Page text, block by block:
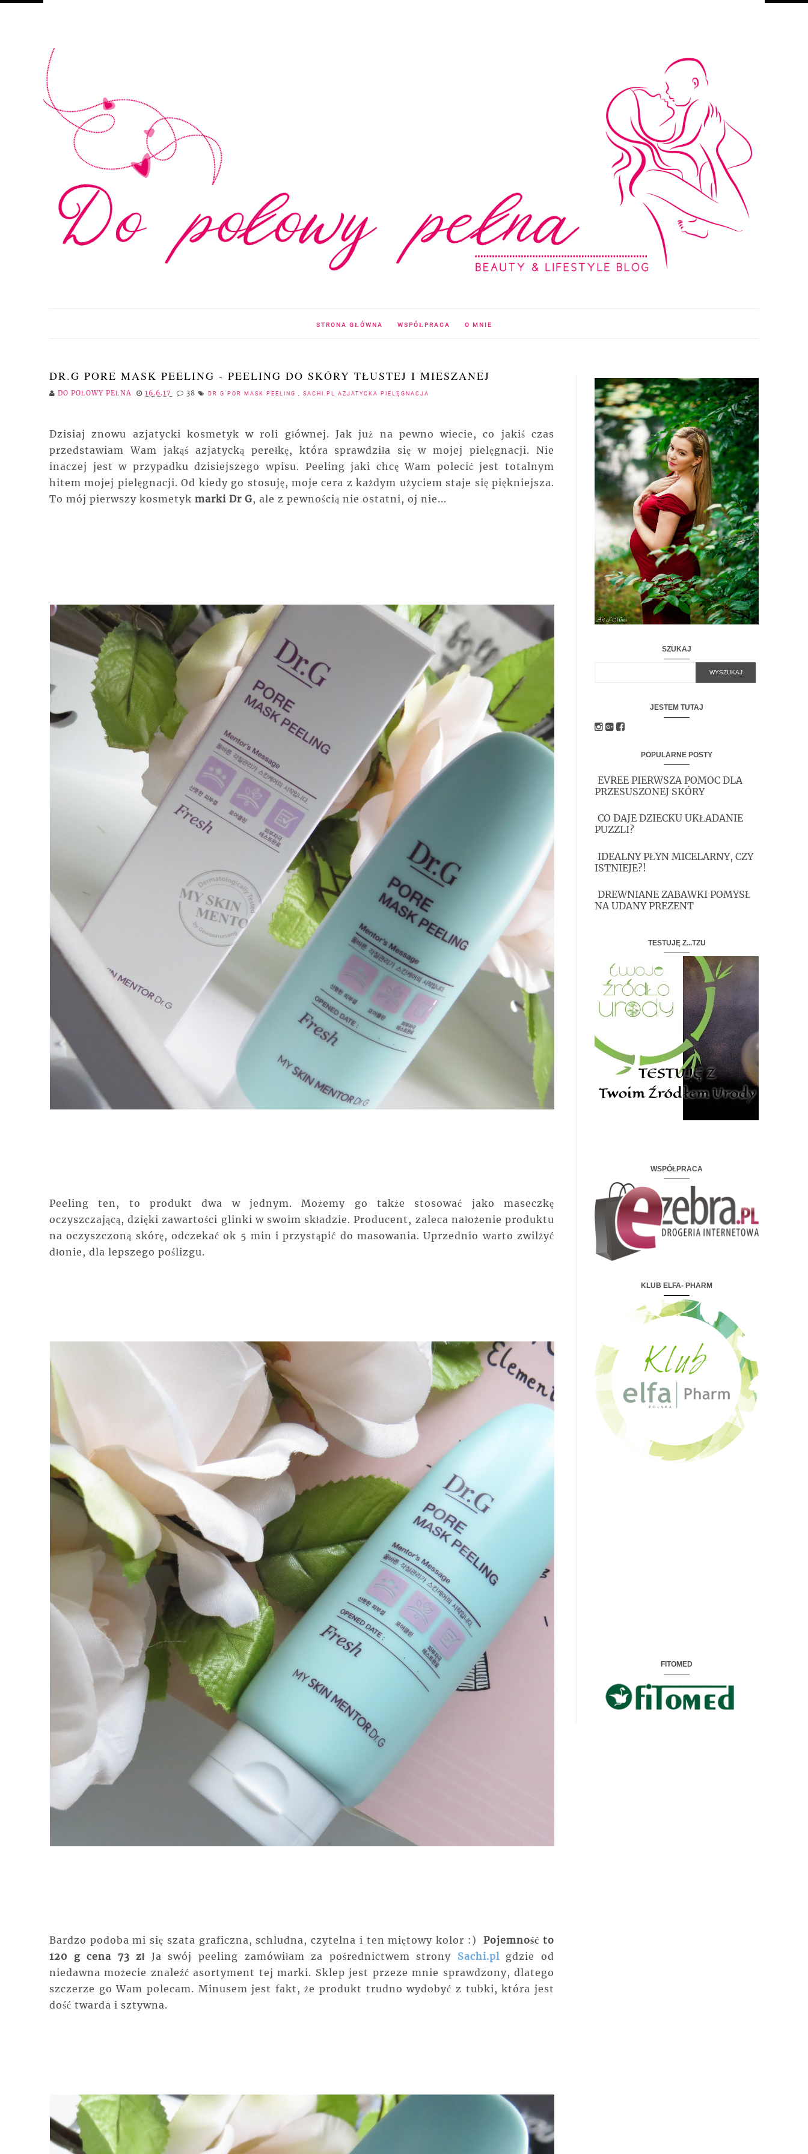
STRONA GŁÓWNA WSPÓŁPRACA O MNIE
DR.G PORE MASK PEELING - PEELING DO SKÓRY TŁUSTEJ I MIESZANEJ
DO POŁOWY PEŁNA 16.6.17 38 DR G POR MASK PEELING , SACHI.PL AZJATYCKA PIELĘGNACJA
Dzisiaj znowu azjatycki kosmetyk w roli głównej. Jak już na pewno wiecie, co jakiś czas
przedstawiam Wam jakąś azjatycką perełkę, która sprawdziła się w mojej pielęgnacji. Nie
inaczej jest w przypadku dzisiejszego wpisu. Peeling jaki chcę Wam polecić jest totalnym
hitem mojej pielęgnacji. Od kiedy go stosuję, moje cera z każdym użyciem staje się piękniejsza.
To mój pierwszy kosmetyk marki Dr G, ale z pewnością nie ostatni, oj nie...
Peeling ten, to produkt dwa w jednym. Możemy go także stosować jako maseczkę
oczyszczającą, dzięki zawartości glinki w swoim składzie. Producent, zaleca nałożenie produktu
na oczyszczoną skórę, odczekać ok 5 min i przystąpić do masowania. Uprzednio warto zwilżyć
dłonie, dla lepszego poślizgu.
Bardzo podoba mi się szata graficzna, schludna, czytelna i ten miętowy kolor :)Pojemność to
120 g cena 73 zł Ja swój peeling zamówiłam za pośrednictwem strony Sachi.plgdzie od
niedawna możecie znaleźć asortyment tej marki. Sklep jest przeze mnie sprawdzony, dlatego
szczerze go Wam polecam. Minusem jest fakt, że produkt trudno wydobyć z tubki, która jest
dość twarda i sztywna.
SZUKAJ
JESTEM TUTAJ
POPULARNE POSTY
EVREE PIERWSZA POMOC DLA
PRZESUSZONEJ SKÓRY
CO DAJE DZIECKU UKŁADANIE
PUZZLI?
IDEALNY PŁYN MICELARNY, CZY
ISTNIEJE?!
DREWNIANE ZABAWKI POMYSŁ
NA UDANY PREZENT
TESTUJĘ Z...TZU
WSPÓŁPRACA
KLUB ELFA- PHARM
FITOMED